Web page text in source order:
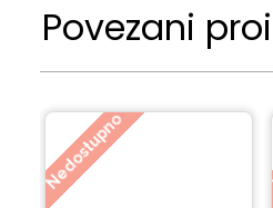
Povezani
Nedostupno